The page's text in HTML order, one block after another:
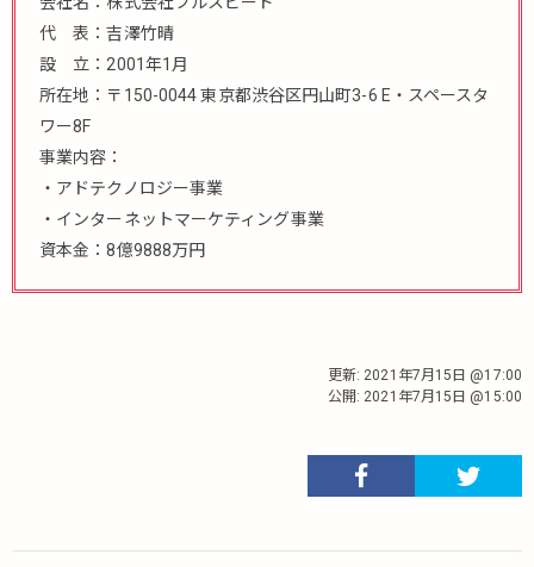
代 表：吉澤竹晴
設 立：2001年1月
所在地：〒150-0044 東京都渋谷区円山町3-6 E・スペースタ
ワー8F
事業内容：
・アドテクノロジー事業
・インターネットマーケティング事業
資本金：8億9888万円
更新: 2021年7月15日 @17:00
公開: 2021年7月15日 @15:00